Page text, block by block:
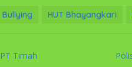
Bullying HUT Bhayangkari
Timah